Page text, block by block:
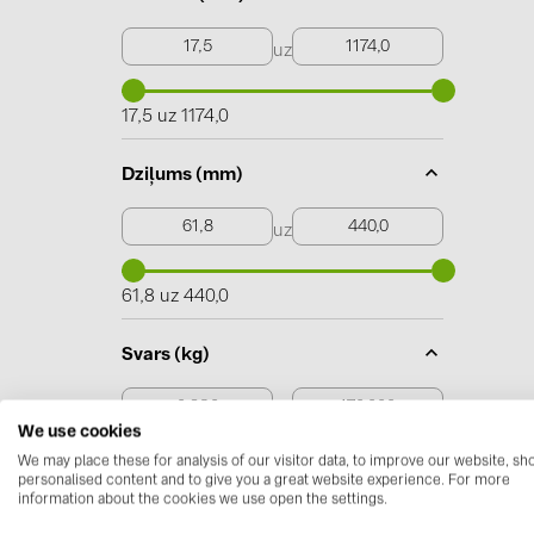
uz
17,5 uz 1174,0
Dziļums (mm)
uz
61,8 uz 440,0
Svars (kg)
0,230 uz 170,000
We use cookies
We may place these for analysis of our visitor data, to improve our website,
personalised content and to give you a great website experience. For more
information about the cookies we use open the settings.